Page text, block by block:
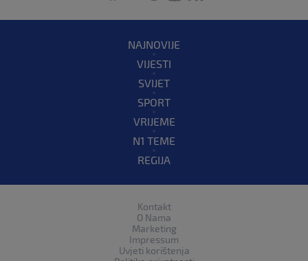
NAJNOVIJE
VIJESTI
SVIJET
SPORT
VRIJEME
N1 TEME
REGIJA
Kontakt
O Nama
Marketing
Impressum
Uvjeti korištenja